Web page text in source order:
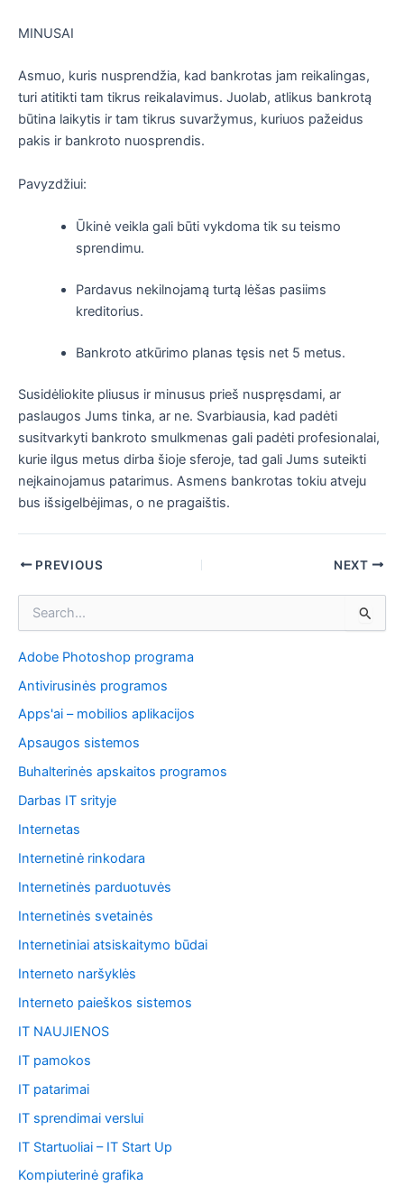
MINUSAI
Asmuo, kuris nusprendžia, kad bankrotas jam reikalingas,
turi atitikti tam tikrus reikalavimus. Juolab, atlikus bankrotą
būtina laikytis ir tam tikrus suvaržymus, kuriuos pažeidus
pakis ir bankroto nuosprendis.
Pavyzdžiui:
Ūkinė veikla gali būti vykdoma tik su teismo
sprendimu.
Pardavus nekilnojamą turtą lėšas pasiims
kreditorius.
Bankroto atkūrimo planas tęsis net 5 metus.
Susidėliokite pliusus ir minusus prieš nuspręsdami, ar
paslaugos Jums tinka, ar ne. Svarbiausia, kad padėti
susitvarkyti bankroto smulkmenas gali padėti profesionalai,
kurie ilgus metus dirba šioje sferoje, tad gali Jums suteikti
neįkainojamus patarimus. Asmens bankrotas tokiu atveju
bus išsigelbėjimas, o ne pragaištis.
PostPREVIOUS NEXT
k
t
Adobe Photoshop programa
Antivirusinės programos
Apps'ai – mobilios aplikacijos
Apsaugos sistemos
Buhalterinės apskaitos programos
Darbas IT srityje
Internetas
Internetinė rinkodara
Internetinės parduotuvės
Internetinės svetainės
Internetiniai atsiskaitymo būdai
Interneto naršyklės
Interneto paieškos sistemos
IT NAUJIENOS
IT pamokos
IT patarimai
IT sprendimai verslui
IT Startuoliai – IT Start Up
Kompiuterinė grafika